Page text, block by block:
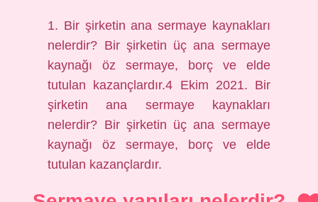
1. Bir şirketin ana sermaye kaynakları
nelerdir? Bir şirketin üç ana sermaye
kaynağı öz sermaye, borç ve elde
tutulan kazançlardır.4 Ekim 2021. Bir
şirketin ana sermaye kaynakları
nelerdir? Bir şirketin üç ana sermaye
kaynağı öz sermaye, borç ve elde
tutulan kazançlardır.